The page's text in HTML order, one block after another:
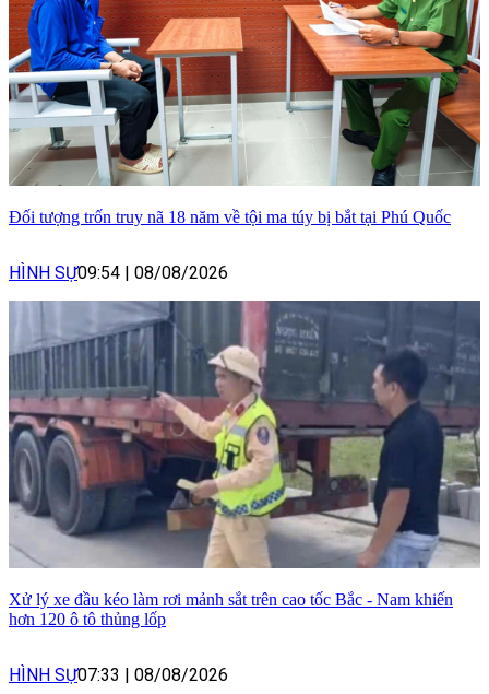
Đối tượng trốn truy nã 18 năm về tội ma túy bị bắt tại Phú Quốc
HÌNH SỰ09:54 | 08/08/2026
Xử lý xe đầu kéo làm rơi mảnh sắt trên cao tốc Bắc - Nam khiến
hơn 120 ô tô thủng lốp
HÌNH SỰ07:33 08/08/2026